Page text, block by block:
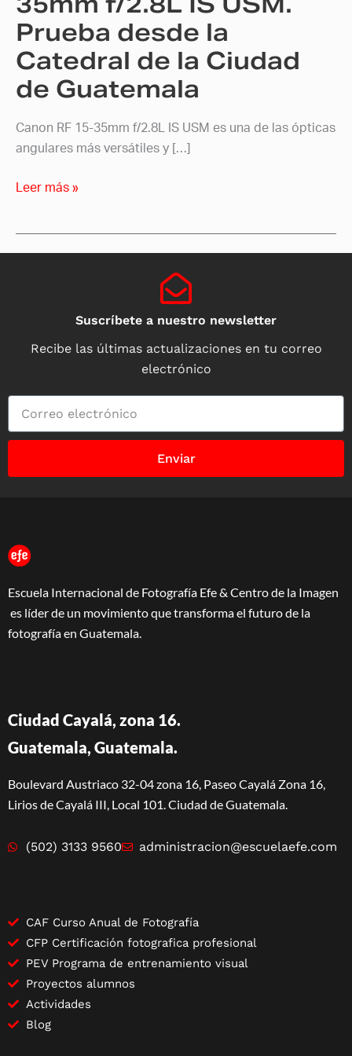
Prueba desde la
Catedral de la Ciudad
de Guatemala
Canon RF 15-35mm f/2.8L IS USM es una de las ópticas
angulares más versátiles y […]
la
Catedral
de
la
Ciudad
Guatemala
Leer más »
Suscríbete a nuestro newsletter
Recibe las últimas actualizaciones en tu correo
electrónico
Enviar
Escuela Internacional de Fotografía Efe & Centro de la Imagen
es líder de un movimiento que transforma el futuro de la
fotografía en Guatemala.
Ciudad Cayalá, zona 16.
Guatemala, Guatemala.
Boulevard Austriaco 32-04 zona 16, Paseo Cayalá Zona 16,
Lirios de Cayalá III, Local 101. Ciudad de Guatemala.
(502) 3133 9560 administracion@escuelaefe.com
CAF Curso Anual de Fotografía
CFP Certificación fotografica profesional
PEV Programa de entrenamiento visual
Proyectos alumnos
Actividades
Blog